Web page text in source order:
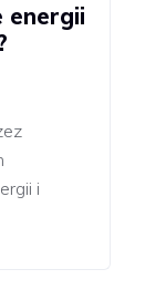
energii
i